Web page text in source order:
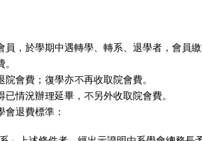
員，於學期中遇轉學、轉系、退學者，會員
院會費；復學亦不再收取院會費。
情況辦理延畢，不另外收取院會費。
退費標準：